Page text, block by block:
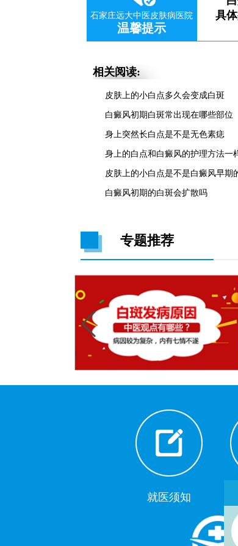
石家庄远大中医皮肤病医院
温馨提示
具
相关阅读:
皮肤上的小白点多久会变成白斑
白癜风初期白斑常出现在哪些部位
身上突然长白点是不是无色素痣
身上的白点和白癜风的护理方法一
皮肤上的小白点是不是白癜风早期
白癜风初期的白斑会扩散吗
专题推荐
就医须知